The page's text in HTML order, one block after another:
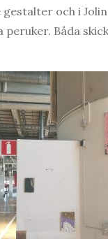
gestalter och i
Båda